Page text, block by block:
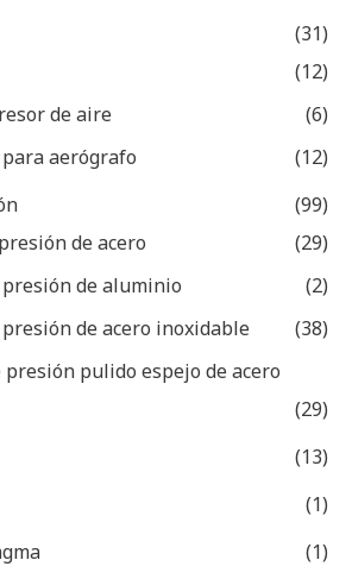
(31)
(12)
de aire
(6)
aerógrafo
(12)
(99)
de acero
(29)
de aluminio
(2)
de acero inoxidable
(38)
pulido espejo de acero
(29)
(13)
(1)
(1)